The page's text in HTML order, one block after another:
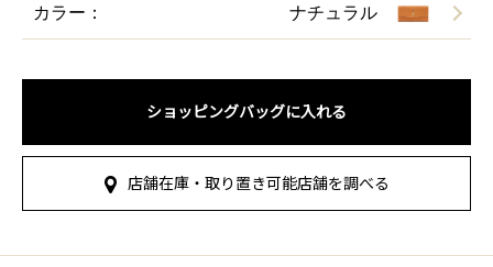
カラー： ナチュラル
ショッピングバッグに入れる
店舗在庫・取り置き可能店舗を調べる